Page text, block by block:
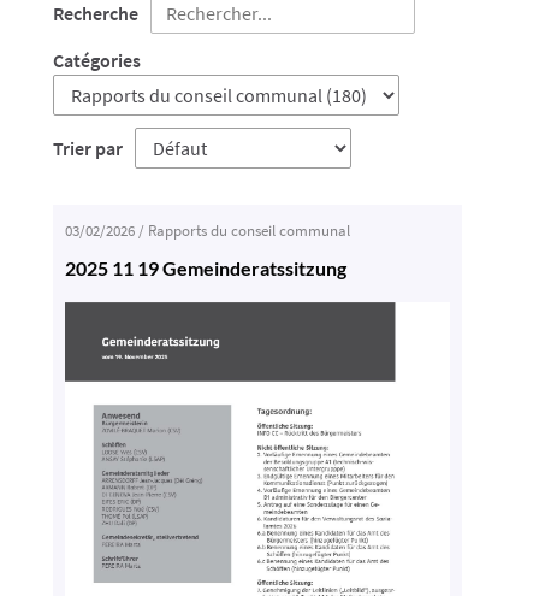
Recherche
Catégories
Trier par
03/02/2026/ Rapports du conseil communal
2025 11 19 Gemeinderatssitzung